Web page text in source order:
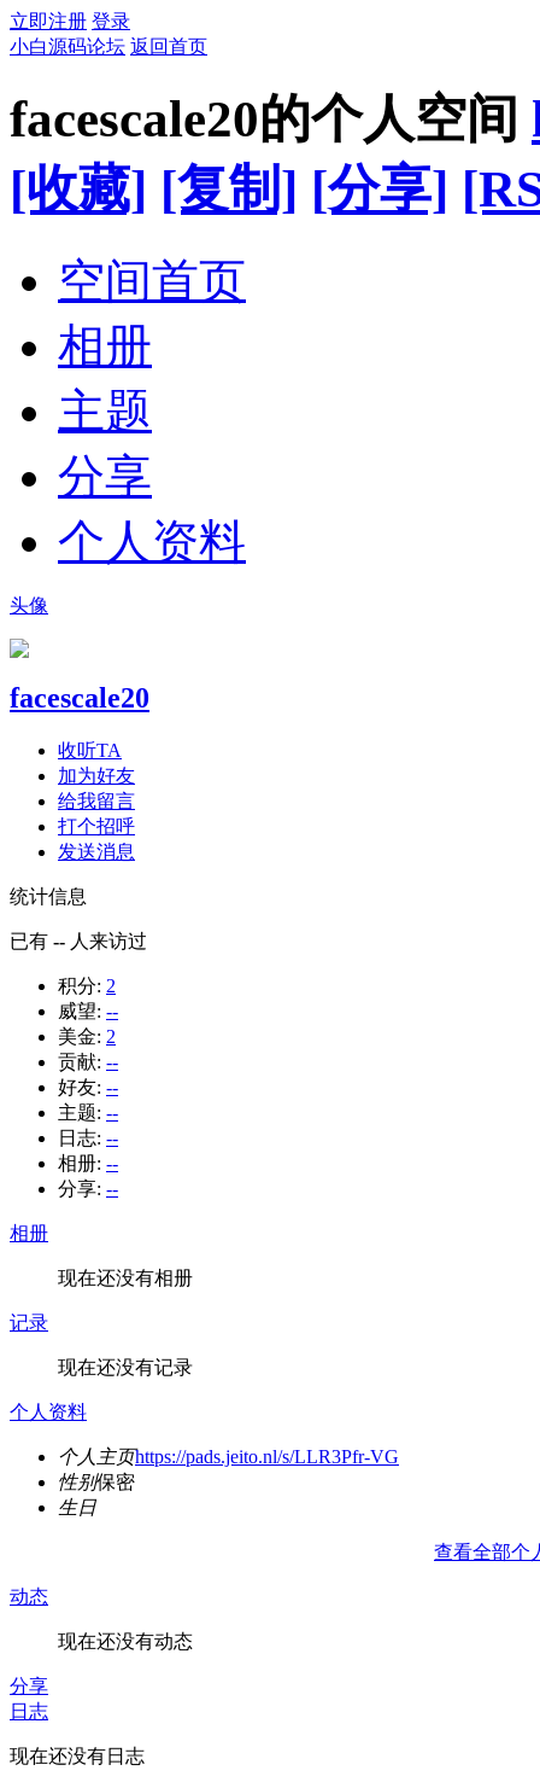
立即注册 登录
小白源码论坛 返回首页
facescale20的个人空间
[收藏] [复制] [分享]
空间首页
相册
主题
分享
个人资料
头像
facescale20
收听TA
加为好友
给我留言
打个招呼
发送消息
统计信息
已有 -- 人来访过
积分: 2
威望: --
美金: 2
贡献: --
好友: --
主题: --
日志: --
相册: --
分享: --
相册
现在还没有相册
记录
现在还没有记录
个人资料
个人主页https://pads.jeito.nl/s/LLR3Pfr-VG
性别保密
生日
查看全部个
动态
现在还没有动态
分享
日志
现在还没有日志